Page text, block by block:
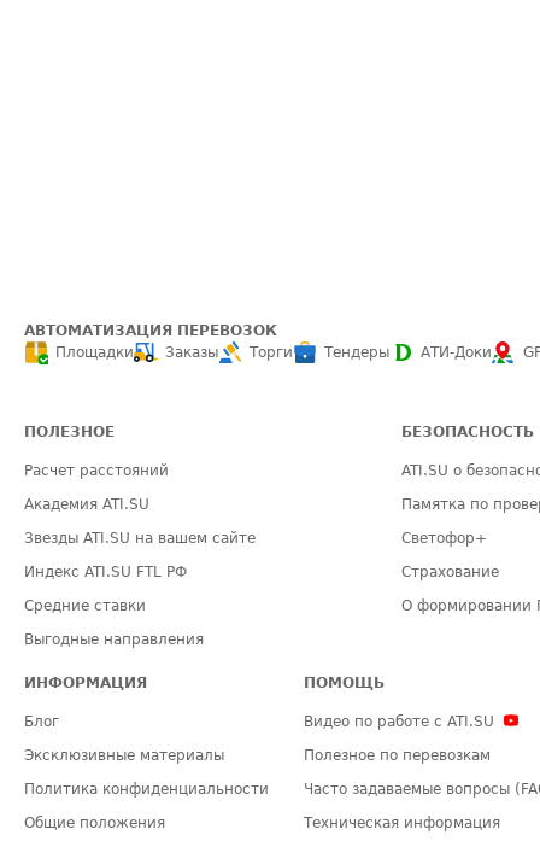
АВТОМАТИЗАЦИЯ ПЕРЕВОЗОК
Площадки
Заказы Торги Тендеры АТИ-Доки
ПОЛЕЗНОЕ
Расчет расстояний
Академия ATI.SU
Звезды ATI.SU на вашем сайте
Индекс ATI.SU FTL РФ
Средние ставки
Выгодные направления
БЕЗОПАСНОСТЬ
ATI.SU о
Памятка по
Светофор+
Страхование
О формировании
ИНФОРМАЦИЯ
Блог
Эксклюзивные материалы
Политика конфиденциальности
Общие положения
ПОМОЩЬ
Видео по работе с ATI.SU
Полезное по перевозкам
Часто задаваемые вопросы
Техническая информация